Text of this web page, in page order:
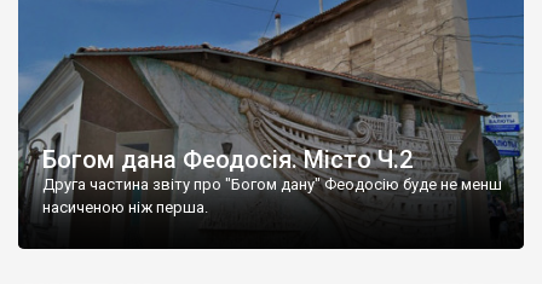
Богом дана Феодосія. Місто Ч.2
Друга частина звіту про "Богом дану" Феодосію буде не менш
насиченою ніж перша.